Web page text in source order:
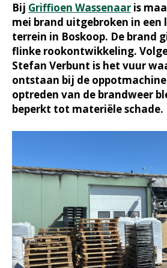
Bij Griffioen Wassenaar is
mei brand uitgebroken in een
terrein in Boskoop. De brand
flinke rookontwikkeling.
Stefan Verbunt is het vuur
ontstaan bij de
optreden van de brandweer
beperkt tot materiële schade.